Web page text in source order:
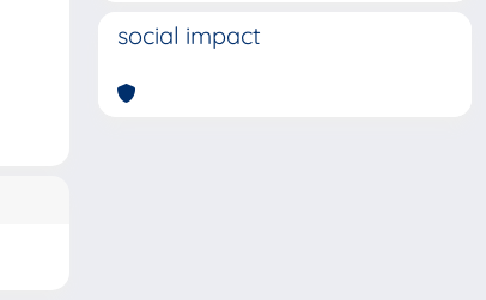
social impact